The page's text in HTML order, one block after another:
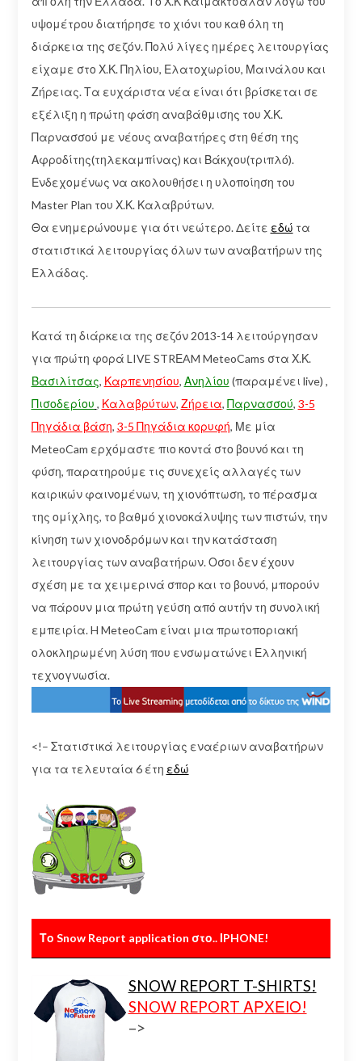
υψομέτρου διατήρησε το χιόνι του καθ όλη τη
διάρκεια της σεζόν. Πολύ λίγες ημέρες λειτουργίας
είχαμε στο Χ.Κ. Πηλίου, Ελατοχωρίου, Μαινάλου και
Ζήρειας. Τα ευχάριστα νέα είναι ότι βρίσκεται σε
εξέλιξη η πρώτη φάση αναβάθμισης του Χ.Κ.
Παρνασσού με νέους αναβατήρες στη θέση της
Αφροδίτης(τηλεκαμπίνας) και Βάκχου(τριπλό).
Ενδεχομένως να ακολουθήσει η υλοποίηση του
Master Plan του Χ.Κ. Καλαβρύτων.
Θα ενημερώνουμε για ότι νεώτερο. Δείτε εδώ τα
στατιστικά λειτουργίας όλων των αναβατήρων της
Ελλάδας.
Κατά τη διάρκεια της σεζόν 2013-14 λειτούργησαν
για πρώτη φορά LIVE STRΕAM MeteoCams στα Χ.Κ.
Βασιλίτσας, Καρπενησίου, Ανηλίου (παραμένει live) ,
Πισοδερίου , Καλαβρύτων, Ζήρεια, Παρνασσού, 3-5
Πηγάδια βάση, 3-5 Πηγάδια κορυφή, Με μία
MeteoCam ερχόμαστε πιο κοντά στο βουνό και τη
φύση, παρατηρούμε τις συνεχείς αλλαγές των
καιρικών φαινομένων, τη χιονόπτωση, το πέρασμα
της ομίχλης, το βαθμό χιονοκάλυψης των πιστών, την
κίνηση των χιονοδρόμων και την κατάσταση
λειτουργίας των αναβατήρων. Οσοι δεν έχουν
σχέση με τα χειμερινά σπορ και το βουνό, μπορούν
να πάρουν μια πρώτη γεύση από αυτήν τη συνολική
εμπειρία. H MeteoCam είναι μια πρωτοποριακή
ολοκληρωμένη λύση που ενσωματώνει Ελληνική
τεχνογνωσία.
<!– Στατιστικά λειτουργίας εναέριων αναβατήρων
για τα τελευταία 6 έτη εδώ
Το Snow Report application στο.. ΙPHONE!
SNOW REPORT T-SHIRTS!
SNOW REPORT ΑΡΧΕΙΟ!
–>